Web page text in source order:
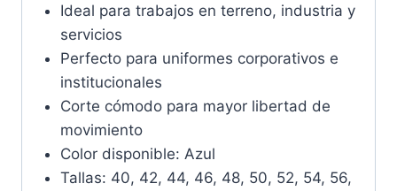
Ideal para trabajos en terreno, industria y
servicios
Perfecto para uniformes corporativos e
institucionales
Corte cómodo para mayor libertad de
movimiento
Color disponible: Azul
Tallas: 40, 42, 44, 46, 48, 50, 52, 54, 56,